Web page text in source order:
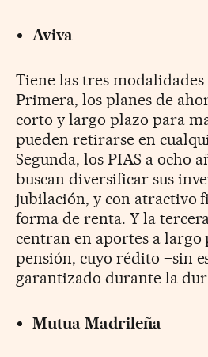
Aviva
Tiene las tres modalidades
Primera, los planes de
corto y largo plazo para
pueden retirarse en
Segunda, los PIAS a ocho
buscan diversificar sus
jubilación, y con atractivo
forma de renta. Y la
centran en aportes a largo
pensión, cuyo rédito –sin
garantizado durante la
Mutua Madrileña